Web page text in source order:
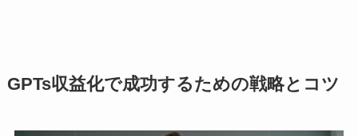
GPTs収益化で成功するための戦略とコツ